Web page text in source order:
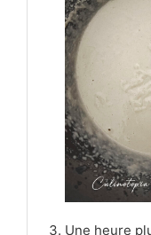
Une heure